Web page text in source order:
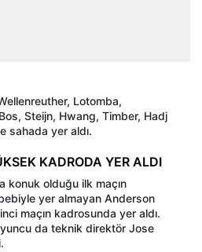
Lotomba,
Steijn, Hwang, Timber, Hadj
sahada yer aldı.
KADRODA YER ALDI
konuk olduğu ilk maçın
yer almayan Anderson
maçın kadrosunda yer aldı.
da teknik direktör Jose